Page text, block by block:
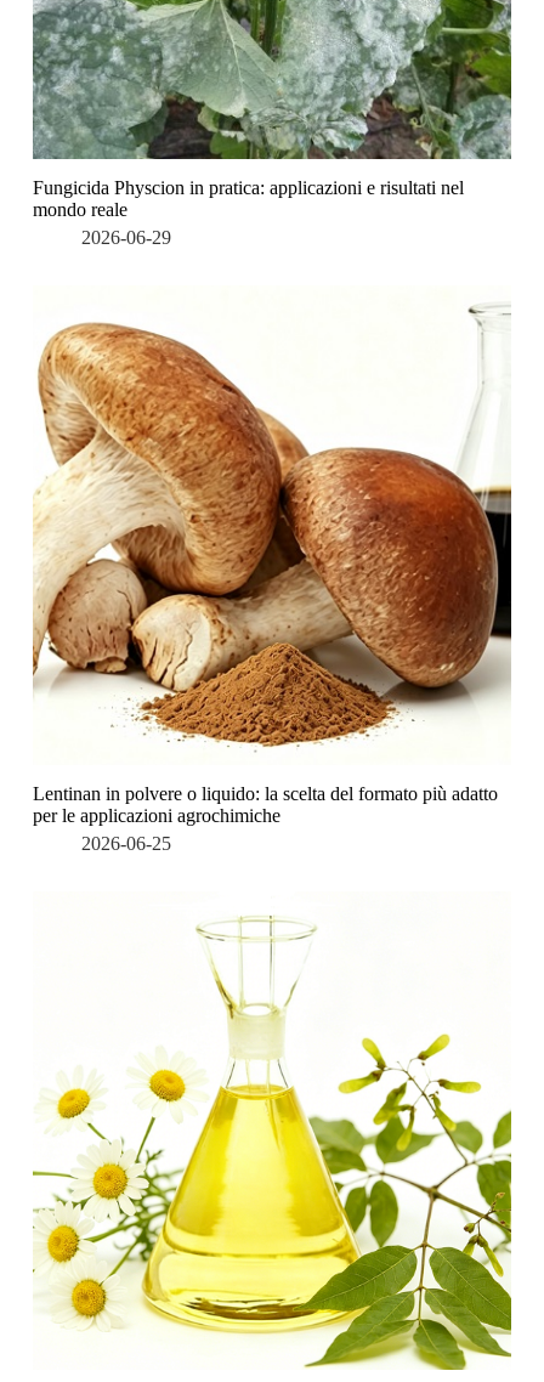
Fungicida Physcion in pratica: applicazioni e risultati nel
mondo reale
2026-06-29
Lentinan in polvere o liquido: la scelta del formato più adatto
per le applicazioni agrochimiche
2026-06-25